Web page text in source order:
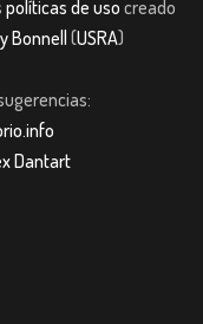
políticas de uso creado
Bonnell (USRA)
Dantart